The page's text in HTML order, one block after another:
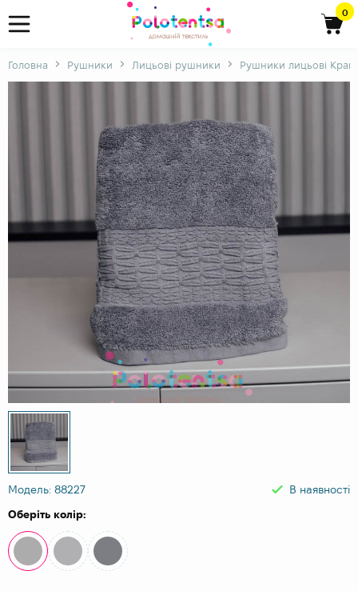
0
Головна Рушники Лицьові рушники Рушники лицьові
Модель: 88227
В наявності
Оберіть колір: